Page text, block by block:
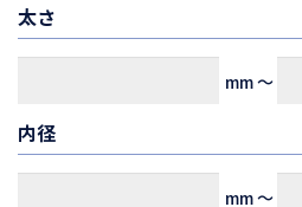
太さ
mm～
内径
mm～